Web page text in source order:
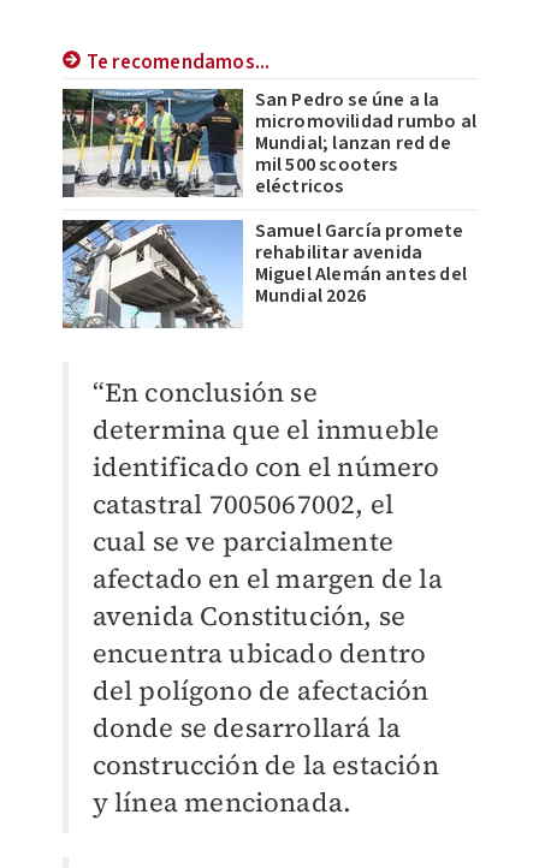
Te recomendamos...
San Pedro se úne a la
micromovilidad rumbo al
Mundial; lanzan red de
mil 500 scooters
eléctricos
Samuel García promete
rehabilitar avenida
Miguel Alemán antes del
Mundial 2026
“En conclusión se
determina que el inmueble
identificado con el número
catastral 7005067002, el
cual se ve parcialmente
afectado en el margen de la
avenida Constitución, se
encuentra ubicado dentro
del polígono de afectación
donde se desarrollará la
construcción de la estación
y línea mencionada.